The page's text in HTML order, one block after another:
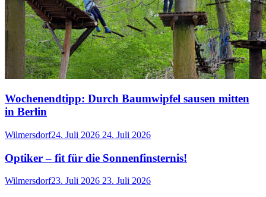
Wochenendtipp: Durch Baumwipfel sausen mitten
in Berlin
Wilmersdorf24. Juli 2026 24. Juli 2026
Optiker – fit für die Sonnenfinsternis!
Wilmersdorf23. Juli 2026 23. Juli 2026